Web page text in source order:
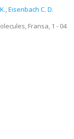
,Eisenbach C. D.
Fransa, 1 - 04